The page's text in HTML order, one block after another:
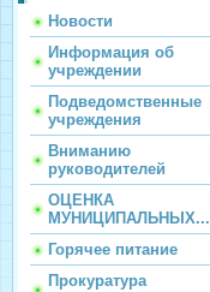
Новости
Информация об
учреждении
Подведомственные
учреждения
Вниманию
руководителей
ОЦЕНКА
МУНИЦИПАЛЬНЫХ...
Горячее питание
Прокуратура